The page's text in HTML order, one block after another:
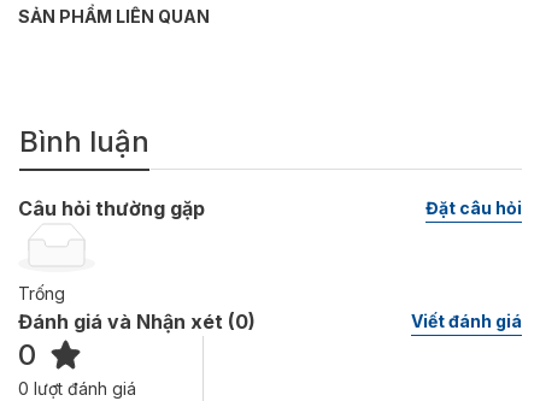
SẢN PHẨM LIÊN QUAN
Bình luận
Câu hỏi thường gặp Đặt câu hỏi
Trống
Đánh giá và Nhận xét (0) Viết đánh giá
0
0 lượt đánh giá